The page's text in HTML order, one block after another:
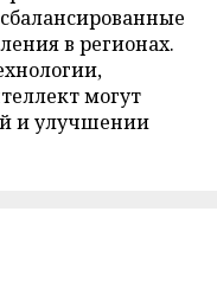
в регионах.
могут
и улучшении